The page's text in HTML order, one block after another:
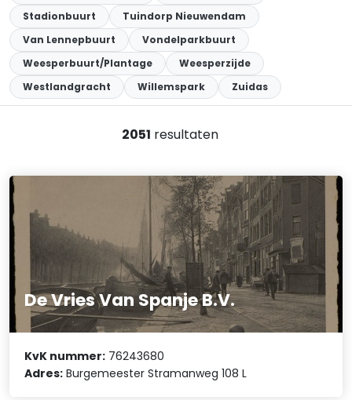
Stadionbuurt
Tuindorp Nieuwendam
Van Lennepbuurt
Vondelparkbuurt
Weesperbuurt/Plantage
Weesperzijde
Westlandgracht
Willemspark Zuidas
2051 resultaten
De Vries Van Spanje B.V.
KvK nummer: 76243680
Adres: Burgemeester Stramanweg 108 L